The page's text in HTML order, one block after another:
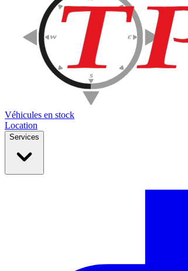
Véhicules en stock
Location
Services